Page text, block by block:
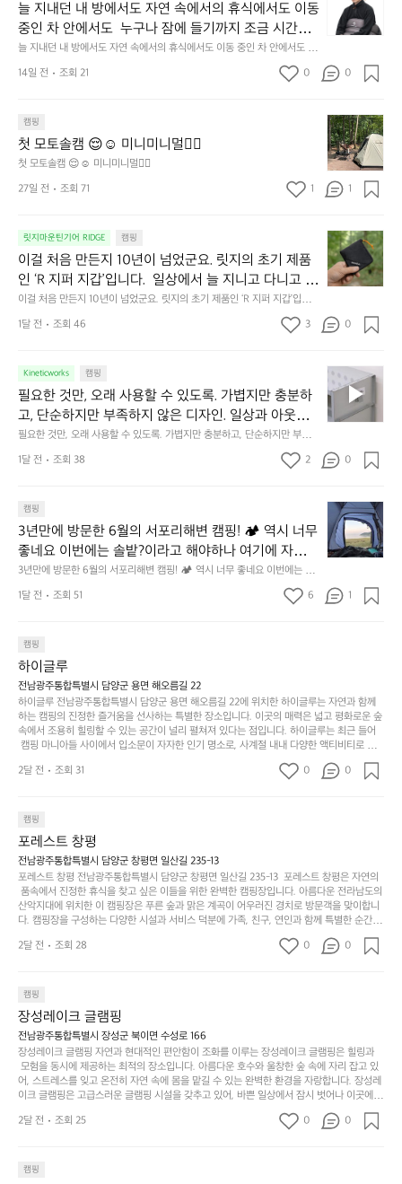
늘 지내던 내 방에서도 자연 속에서의 휴식에서도 이동
중인 차 안에서도  누구나 잠에 들기까지 조금 시간이
걸리는 순간이 있습니다.  그럴 때는 차분하게 눈을 가
려보세요. 마치 암막 커튼을 조용히 내리듯이.  Polarte
c® Wind Pro™의 온기가 눈가를 포근히 감싸줍니다.
줍니다.  이 슬립 웜을 쓰는 것만으로 그곳은 나만의 밤
이 됩니다.  안녕히 주무세요.
늘 지내던 내 방에서도 자연 속에서의 휴식에서도 이동 중인 차 안에서도  누
구나 잠에 들기까지 조금 시간이 걸리는 순간이 있습니다.  그럴 때는 차분하
게 눈을 가려보세요. 마치 암막 커튼을 조용히 내리듯이.  Polartec® Wind
밤이 됩니다.  안녕히 주무세요.
내
던
방
도
자
연
속
에
의
휴
식
에
도
이
중
인
차
안
서
도
구
나
잠
에
기
까
이
걸
리
는
순
다.
그
럴
때
는
차
을
가
려
보
세
요.
14일 전 조회 21 0 0
캠핑
첫 모토솔캠 😌☺️ 미니미니멀👌🏼
첫 모토솔캠 😌☺️ 미니미니멀👌🏼
첫
모
토
솔
캠
☺️
미
니
미
멀
👌🏼
27일 전 조회 71 1 1
릿지마운틴기어 RIDGE 캠핑
이걸 처음 만든지 10년이 넘었군요. 릿지의 초기 제품
인 ‘R 지퍼 지갑’입니다.  일상에서 늘 지니고 다니고 싶
어지는 물건에는 크기, 무게, 형태, 색감 사이의 아주 미
묘한 밸런스가 존재합니다.  예를 들자면 일에 집중하
느라 책상 위 가장자리에 대충 걸쳐 놓아도 시야에 걸
는 균형감에서 출발했습니다.  그중에서도 슬림함에 철
저히 집착했습니다. 튼튼한 내구도와 넉넉한 수납력을
해치치 않는 선에서, 가장 가볍고 얇게 설계했습니다.
이 디자인과 사용감은, 꼭 직접 손으로 만져보며 경험
해 보시기를 바랍니다.
이걸 처음 만든지 10년이 넘었군요. 릿지의 초기 제품인 ‘R 지퍼 지갑’입니
다.  일상에서 늘 지니고 다니고 싶어지는 물건에는 크기, 무게, 형태, 색감
사이의 아주 미묘한 밸런스가 존재합니다.  예를 들자면 일에 집중하느라 책
철저히 집착했습니다. 튼튼한 내구도와 넉넉한 수납력을 해치치 않는 선에
서, 가장 가볍고 얇게 설계했습니다.  이 디자인과 사용감은, 꼭 직접 손으로
만져보며 경험해 보시기를 바랍니다.
이
걸
처
음
든
0
년
이
넘
군
지
의
초
기
품
갑’입
니
다.
일
상
에
고
다
니
고
싶
어
는
크
기,
무
게,
1달 전 조회 46 3 0
Kineticworks 캠핑
필요한 것만, 오래 사용할 수 있도록. 가볍지만 충분하
고, 단순하지만 부족하지 않은 디자인. 일상과 아웃도
어의 경계를 자연스럽게 이어주는 RIDGE MOUNTAIN
GEAR. 키네틱웍스에서 만나보세요.
필요한 것만, 오래 사용할 수 있도록. 가볍지만 충분하고, 단순하지만 부족하
지 않은 디자인. 일상과 아웃도어의 경계를 자연스럽게 이어주는 RIDGE M
OUNTAIN GEAR. 키네틱웍스에서 만나보세요.
필
요
한
것
오
용
할
수
있
록.
분
하
고,
단
순
하
하
지
않
은
디
자
웃
도
어
의
경
1달 전 조회 38 2 0
캠핑
3년만에 방문한 6월의 서포리해변 캠핑! 🏕 역시 너무
좋네요 이번에는 솔밭?이라고 해야하나 여기에 자리를
잡았는데 정말 시원하고 경치도 좋네요  서해치고 물도
맑은편, 아이들도 놀기 좋고 1박 2일은 넘 짧게 느껴지
네요  .1박 1동 1만원 (수금은 7시쯤, 동네에서 관리) .수
바로 화장실있음 .5분거리 cu .2분거리 음식점  항구에
서부터 해변까지 버스도 다니네요 ㅎㅎㅎ 아이들 엄청
좋아하네요 점심쯤도착해서 철수할때까지 물놀이 3
타임이나 했네요 ⛱️
3년만에 방문한 6월의 서포리해변 캠핑! 🏕 역시 너무 좋네요 이번에는 솔
밭?이라고 해야하나 여기에 자리를 잡았는데 정말 시원하고 경치도 좋네요
서해치고 물도 맑은편, 아이들도 놀기 좋고 1박 2일은 넘 짧게 느껴지네요  .
항구에서부터 해변까지 버스도 다니네요 ㅎㅎㅎ 아이들 엄청 좋아하네요 점
심쯤도착해서 철수할때까지 물놀이 3타임이나 했네요 ⛱️
년
만
에
문
포
리
해
변
캠
핑!
무
좋
네
요
이
이
라
고
해
야
하
1달 전 조회 51 6 1
캠핑
하이글루
전남광주통합특별시 담양군 용면 해오름길 22
하이글루 전남광주통합특별시 담양군 용면 해오름길 22에 위치한 하이글루는 자연과 함께
하는 캠핑의 진정한 즐거움을 선사하는 특별한 장소입니다. 이곳의 매력은 넓고 평화로운 숲
속에서 조용히 힐링할 수 있는 공간이 널리 펼쳐져 있다는 점입니다. 하이글루는 최근 들어
캠핑 마니아들 사이에서 입소문이 자자한 인기 명소로, 사계절 내내 다양한 액티비티로 방
문객들을 맞이합니다. 특히, 하이글루의 독특한 시설인 글램핑 텐트는 고객들에게 아늑한 잠
자리를 제공하며, 캠핑의 매력을 한층 더해 줍니다. 밖에서는 자연의 소리를 들으며, 내부에
함께 좋은 시간을 보낼 수 있다는 것입니다. 또한, 하이글루 인근에는 다양한 트레킹 코스와
자전거 도로가 있어 아웃도어 활동을 좋아하는 이들에게 더욱 참조할 만한 장소가 됩니다.
담양의 아름다운 자연과 함께, 건강한 레저 활동을 즐기며 행복한 캠핑 경험을 쌓으실 수 있
습니다. 하이글루에서 특별한 순간을 만끽해보세요. 따뜻한 햇살과 함께하는 아침, 상징적인
담양의 죽녹원과 함께 어우러진 저녁, 그리고 고요한 밤하늘 아래에서 별을 바라보며 나누는
이야기들은 여러분의 캠핑 여행을 더욱 특별하게 만들어 줄 것입니다.  인기 정도: ★★★★
★
2달 전 조회 31 0 0
캠핑
포레스트 창평
전남광주통합특별시 담양군 창평면 일산길 235-13
포레스트 창평 전남광주통합특별시 담양군 창평면 일산길 235-13  포레스트 창평은 자연의
품속에서 진정한 휴식을 찾고 싶은 이들을 위한 완벽한 캠핑장입니다. 아름다운 전라남도의
산악지대에 위치한 이 캠핑장은 푸른 숲과 맑은 계곡이 어우러진 경치로 방문객을 맞이합니
다. 캠핑장을 구성하는 다양한 시설과 서비스 덕분에 가족, 친구, 연인과 함께 특별한 순간을
만들어갈 수 있는 최적의 공간이 됩니다.  포레스트 창평은 주말마다 직접 재배한 신선한 농
산물을 제공하는 캠핑장으로, 현지에서만 느낄 수 있는 자연의 맛을 경험할 수 있습니다. 또
으며 깊은 숙면을 취할 수 있는 기회를 제공합니다.  이곳은 자연과의 완벽한 조화를 이루며,
다채로운 야외 활동을 제공합니다. 특히 어린이들은 안전하게 놀 수 있는 놀이시설이 마련
되어 있어 부모님들과 함께 즐거운 시간을 보낼 수 있습니다. 주변의 다양한 관광지와 먹거
리를 탐험하는 재미도 포레스트 창평의 매력 중 하나입니다.  또한, 캠핑장을 방문한 후 지속
적으로 재방문하는 이들이 많아 인기가 날로 상승하고 있습니다. 포레스트 창평은 단순한 캠
핑 그 이상을 제공하며, 자연을 사랑하는 모든 이들에게 꼭 한번 경험해봐야 할 장소로 자리
잡았습니다.  인기 정도: ★★★★★
2달 전 조회 28 0 0
캠핑
장성레이크 글램핑
전남광주통합특별시 장성군 북이면 수성로 166
장성레이크 글램핑 자연과 현대적인 편안함이 조화를 이루는 장성레이크 글램핑은 힐링과
모험을 동시에 제공하는 최적의 장소입니다. 아름다운 호수와 울창한 숲 속에 자리 잡고 있
어, 스트레스를 잊고 온전히 자연 속에 몸을 맡길 수 있는 완벽한 환경을 자랑합니다. 장성레
이크 글램핑은 고급스러운 글램핑 시설을 갖추고 있어, 바쁜 일상에서 잠시 벗어나 이곳에
오면 사치스러운 휴식이 가능해집니다. 독립된 텐트에서 제공되는 특별한 불멍 공간은 소중
한 사람과 함께 따뜻한 이야기를 나눌 수 있는 소중한 시간을 만들어 줍니다. 또한, 주변의 자
을 창출하는 시간이 될 것입니다. 특히 식사를 좋아하는 분들에게는 매주 특별한 바비큐 파
2달 전 조회 25 0 0
캠핑